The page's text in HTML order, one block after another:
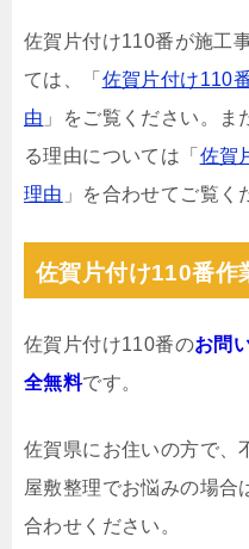
佐賀片付け110番が施工
ては、「 佐賀片付け110
由 」をご覧ください。
る理由については「 佐賀
理由 」を合わせてご覧く
佐賀片付け110番作
佐賀片付け110番のお問
全無料です。
佐賀県にお住いの方で、
屋敷整理でお悩みの場合
合わせください。